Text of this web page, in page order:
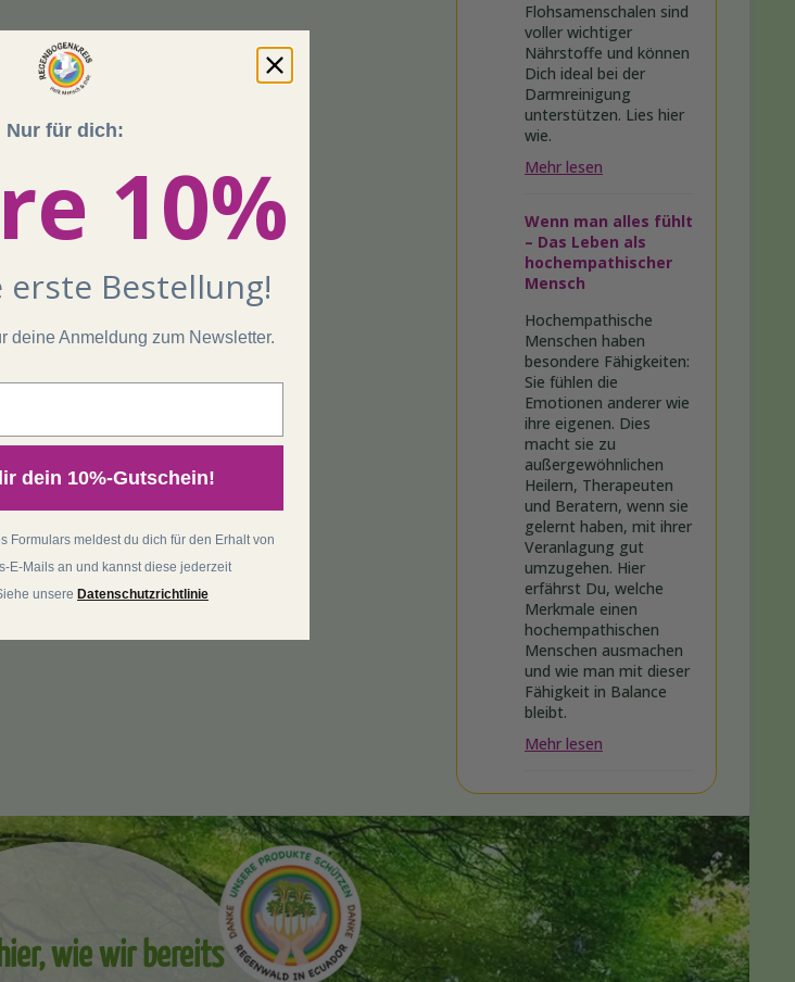
Flohsamenschalen sind
voller wichtiger
Nährstoffe und können
Dich ideal bei der
Darmreinigung
unterstützen. Lies hier
wie.
Mehr lesen
Wenn man alles fühlt
– Das Leben als
hochempathischer
Mensch
Hochempathische
Menschen haben
besondere Fähigkeiten:
Sie fühlen die
Emotionen anderer wie
ihre eigenen. Dies
macht sie zu
außergewöhnlichen
Heilern, Therapeuten
und Beratern, wenn sie
gelernt haben, mit ihrer
Veranlagung gut
umzugehen. Hier
erfährst Du, welche
Merkmale einen
hochempathischen
Menschen ausmachen
und wie man mit dieser
Fähigkeit in Balance
bleibt.
Mehr lesen
wie wir bereits
Nur für dich:
10%
erste Bestellung!
deine Anmeldung zum Newsletter.
dein 10%-Gutschein!
Formulars meldest du dich für den Erhalt von
E-Mails an und kannst diese jederzeit
unsere Datenschutzrichtlinie